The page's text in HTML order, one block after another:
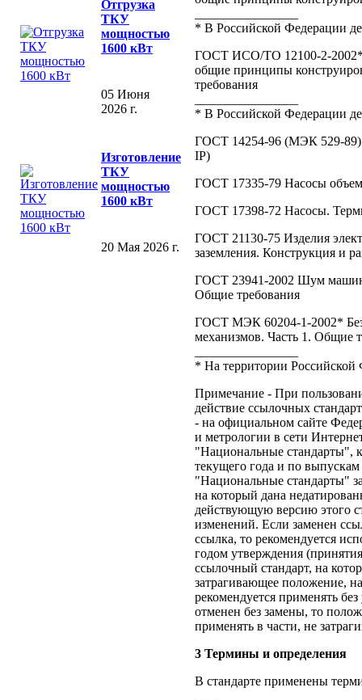
Отгрузка
ТКУ
мощностью
1600 кВт
05 Июня
2026 г.
Изготовление
ТКУ
мощностью
1600 кВт
20 Мая 2026 г.
* В Российской Федерации
ГОСТ ИСО/ТО 12100-2-2002*
общие принципы
требования
* В Российской Федерации
ГОСТ 14254-96 (МЭК 529-89)
IP)
ГОСТ 17335-79 Насосы
ГОСТ 17398-72 Насосы.
ГОСТ 21130-75 Изделия
заземления. Конструкция и
ГОСТ 23941-2002 Шум
Общие требования
ГОСТ МЭК 60204-1-2002*
механизмов. Часть 1. Общие
* На территории
Примечание - При
действие ссылочных
- на официальном сайте
и метрологии в сети
"Национальные стандарты",
текущего года и по
"Национальные стандарты"
на который дана
действующую версию этого
изменений. Если заменен
ссылка, то рекомендуется
годом утверждения
ссылочный стандарт, на
затрагивающее положение,
рекомендуется применять
отменен без замены, то
применять в части, не
3 Термины и определения
В стандарте применены